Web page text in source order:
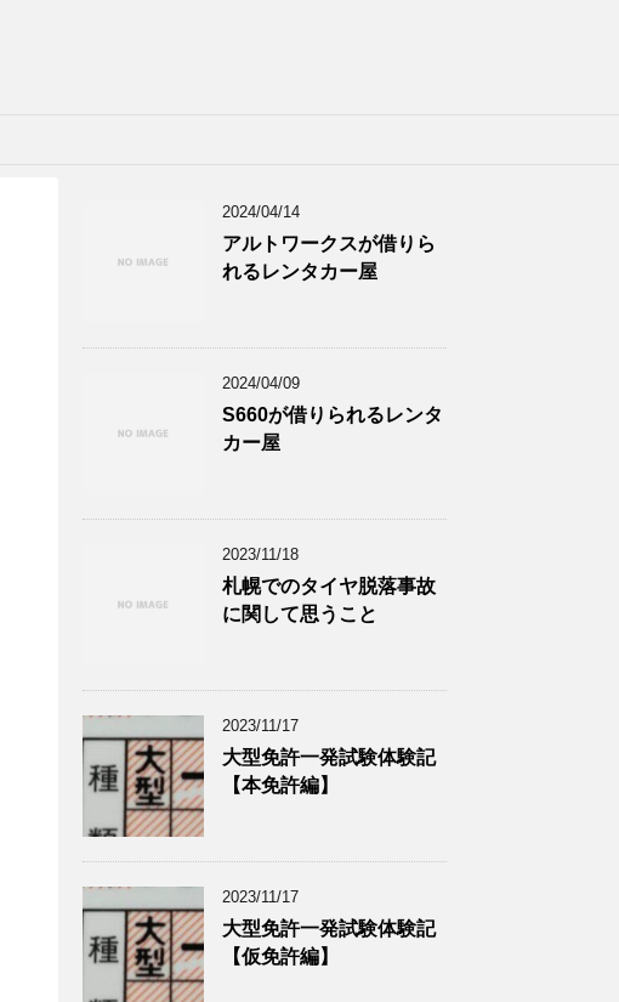
2024/04/14
アルトワークスが借りら
れるレンタカー屋
2024/04/09
S660が借りられるレンタ
カー屋
2023/11/18
札幌でのタイヤ脱落事故
に関して思うこと
2023/11/17
大型免許一発試験体験記
【本免許編】
2023/11/17
大型免許一発試験体験記
【仮免許編】